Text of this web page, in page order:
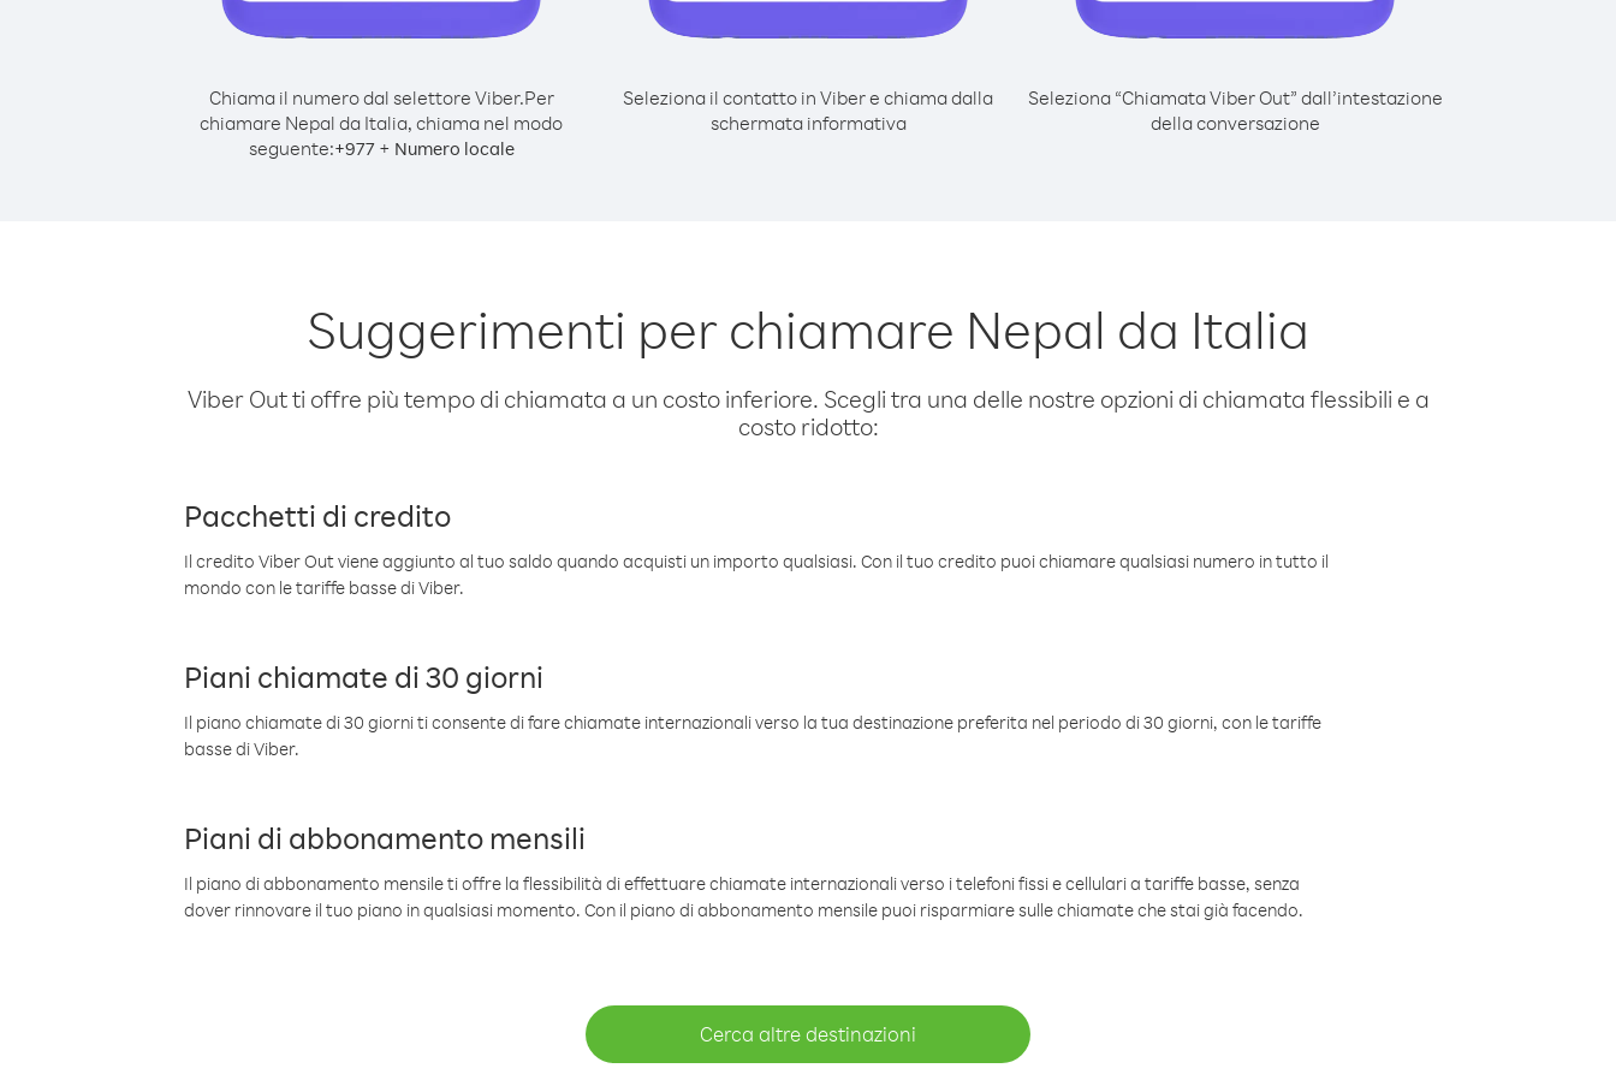
Chiama il numero dal selettore Viber.Per
chiamare Nepal da Italia, chiama nel modo
seguente:+977+ Numero locale
Seleziona il contatto in Viber e chiama dalla
schermata informativa
Seleziona “Chiamata Viber Out” dall’intestazione
della conversazione
Suggerimenti per chiamare Nepal da Italia
Viber Out ti offre più tempo di chiamata a un costo inferiore. Scegli tra una delle nostre opzioni di chiamata flessibili e a
costo ridotto:
Pacchetti di credito
Il credito Viber Out viene aggiunto al tuo saldo quando acquisti un importo qualsiasi. Con il tuo credito puoi chiamare qualsiasi numero in tutto il
mondo con le tariffe basse di Viber.
Piani chiamate di 30 giorni
Il piano chiamate di 30 giorni ti consente di fare chiamate internazionali verso la tua destinazione preferita nel periodo di 30 giorni, con le tariffe
basse di Viber.
Piani di abbonamento mensili
Il piano di abbonamento mensile ti offre la flessibilità di effettuare chiamate internazionali verso i telefoni fissi e cellulari a tariffe basse, senza
dover rinnovare il tuo piano in qualsiasi momento. Con il piano di abbonamento mensile puoi risparmiare sulle chiamate che stai già facendo.
Cerca altre destinazioni